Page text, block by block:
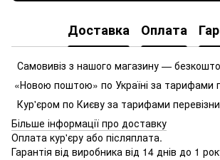
Доставка Оплата
Самовивіз з нашого магазину —
«Новою поштою» по Україні за тарифами
Кур'єром по Києву за тарифами
Більше інформації про доставку
Оплата кур'єру або післяплата.
Гарантія від виробника від 14 днів до 1